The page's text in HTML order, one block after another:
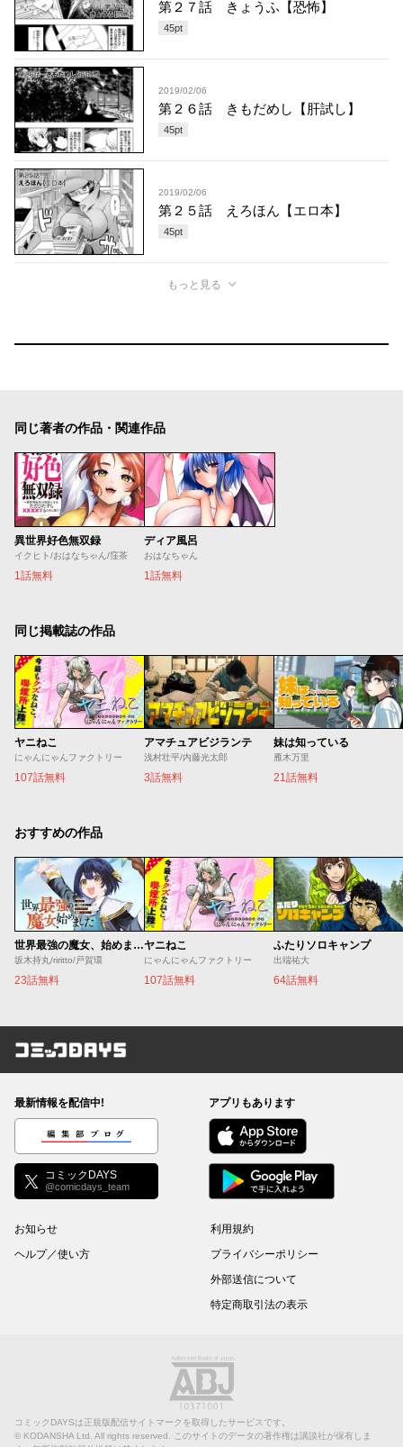
第２７話 きょうふ【恐怖】
45pt
2019/02/06
第２６話 きもだめし【肝試し】
45pt
2019/02/06
第２５話 えろほん【エロ本】
45pt
もっと見る
同じ著者の作品・関連作品
異世界好色無双録
イクヒト/おはなちゃん/窪茶
1話無料
ディア風呂
おはなちゃん
1話無料
同じ掲載誌の作品
ヤニねこ
にゃんにゃんファクトリー
107話無料
アマチュアビジランテ
浅村壮平/内藤光太郎
3話無料
妹は知っている
雁木万里
21話無料
おすすめの作品
世界最強の魔女、始めました ～私だけ『攻略サイト』を見れる世界で自由に生きます～
坂木持丸/riritto/戸賀環
23話無料
ヤニねこ
にゃんにゃんファクトリー
107話無料
ふたりソロキャンプ
出端祐大
64話無料
コミックDAYS
最新情報を配信中!
編集部ブログ
コミックDAYS
@comicdays_team
アプリもあります
お知らせ
ヘルプ／使い方
利用規約
プライバシーポリシー
外部送信について
特定商取引法の表示
コミックDAYSは正規版配信サイトマークを取得したサービスです。
© KODANSHA Ltd. All rights reserved. このサイトのデータの著作権は講談社が保有しま